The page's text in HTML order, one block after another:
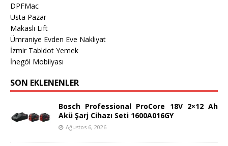
DPFMac
Usta Pazar
Makaslı Lift
Ümraniye Evden Eve Nakliyat
İzmir Tabldot Yemek
İnegöl Mobilyası
SON EKLENENLER
Bosch Professional ProCore 18V 2×12 Ah
Akü Şarj Cihazı Seti 1600A016GY
Ağustos 6, 2026